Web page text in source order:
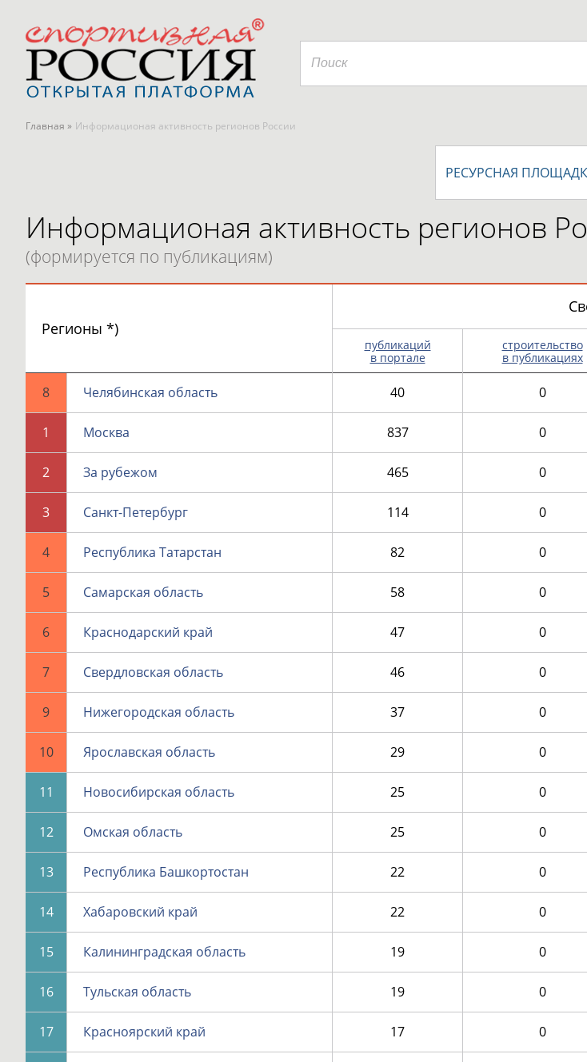
Главная » Информационая активность регионов России
РЕСУРСНАЯ
Информационая активность регионов
(формируется по публикациям)
Регионы *)
публикаций
в портале
строительство
в публикациях
8 Челябинская область 40 0
1 Москва 837 0
2 За рубежом 465 0
3 Санкт-Петербург 114 0
4 Республика Татарстан 82 0
5 Самарская область 58 0
6 Краснодарский край 47 0
7 Свердловская область 46 0
9 Нижегородская область 37 0
10 Ярославская область 29 0
11 Новосибирская область 25 0
12 Омская область 25 0
13 Республика Башкортостан 22 0
14 Хабаровский край 22 0
15 Калининградская область 19 0
16 Тульская область 19 0
17 Красноярский край 17 0